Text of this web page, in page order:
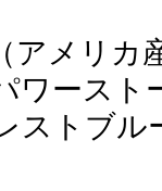
アメリカ
ワースト
ストブル